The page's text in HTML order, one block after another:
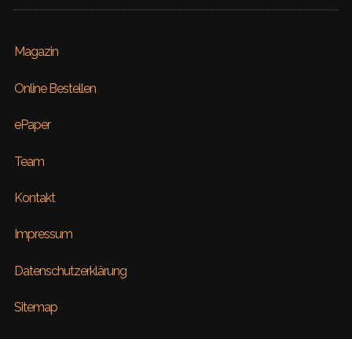
Magazin
Online Bestellen
ePaper
Team
Kontakt
Impressum
Datenschutzerklärung
Sitemap